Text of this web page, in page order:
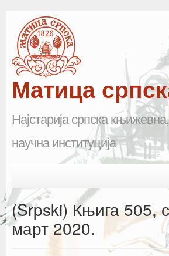
Матица
Најстарија српска
научна институција
Почетна
Матица српска
(Srpski) Књига 505,
март 2020.